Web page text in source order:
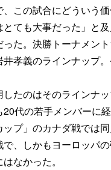
、この試合にどういう
ても大事だった」と
た。決勝トーナメン
孝義のラインナップ
たのはそのラインナ
代の若手メンバーに
ップ」のカナダ戦では
、しかもヨーロッパ
なかった。